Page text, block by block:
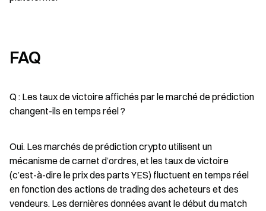
FAQ
Q : Les taux de victoire affichés par le marché de prédiction
changent-ils en temps réel ?
Oui. Les marchés de prédiction crypto utilisent un
mécanisme de carnet d’ordres, et les taux de victoire
(c’est-à-dire le prix des parts YES) fluctuent en temps réel
en fonction des actions de trading des acheteurs et des
vendeurs. Les dernières données avant le début du match